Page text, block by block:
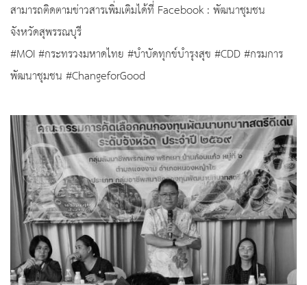
สามารถติดตามข่าวสารเพิ่มเติมได้ที่ Facebook : พัฒนาชุมชน
จังหวัดสุพรรณบุรี
#MOI #กระทรวงมหาดไทย #บำบัดทุกข์บำรุงสุข #CDD #กรมการ
พัฒนาชุมชน #ChangeforGood